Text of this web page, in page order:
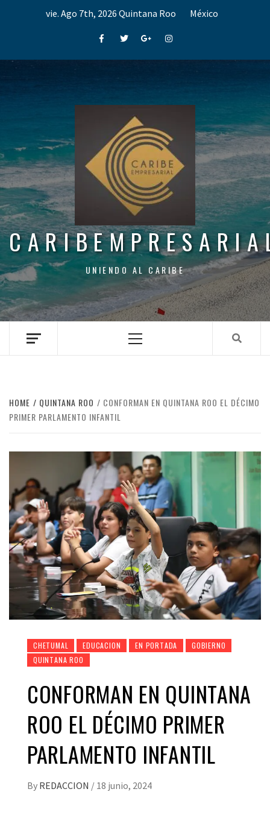
vie. Ago 7th, 2026 Quintana Roo México
FacebookTwitterGoogle+Instagram
UNIENDO AL CARIBE
Menu
HOME QUINTANA ROO
CONFORMAN EN QUINTANA ROO EL DÉCIMO
PRIMER PARLAMENTO INFANTIL
CHETUMAL EDUCACION EN PORTADA
GOBIERNO
QUINTANA ROO
CONFORMAN EN QUINTANA
ROO EL DÉCIMO PRIMER
PARLAMENTO INFANTIL
By REDACCION / 18 junio, 2024